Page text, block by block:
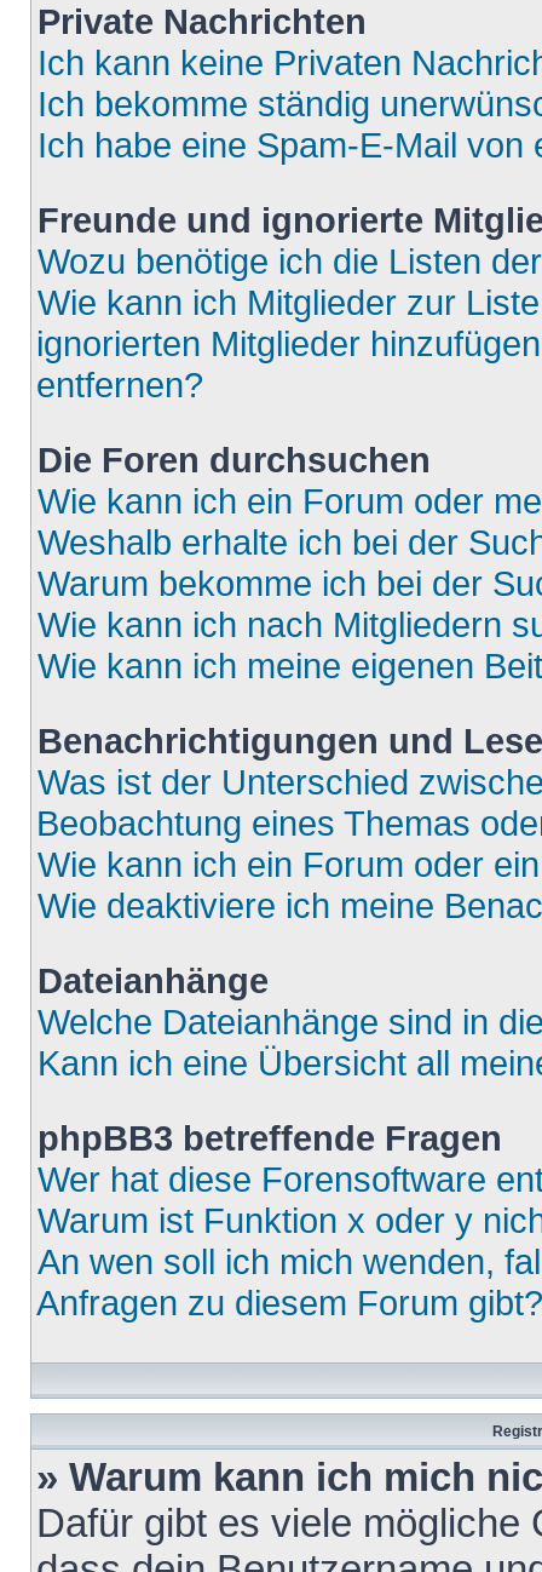
Private Nachrichten
Ich kann keine Privaten
Ich bekomme ständig
Ich habe eine Spam-E-Mail
Freunde und ignorierte
Wozu benötige ich die Listen
Wie kann ich Mitglieder zur
ignorierten Mitglieder
entfernen?
Die Foren durchsuchen
Wie kann ich ein Forum oder
Weshalb erhalte ich bei der
Warum bekomme ich bei der
Wie kann ich nach Mitgliedern
Wie kann ich meine eigenen
Benachrichtigungen und
Was ist der Unterschied
Beobachtung eines Themas
Wie kann ich ein Forum oder
Wie deaktiviere ich meine
Dateianhänge
Welche Dateianhänge sind in
Kann ich eine Übersicht all
phpBB3 betreffende Fragen
Wer hat diese Forensoftware
Warum ist Funktion x oder y
An wen soll ich mich wenden,
Anfragen zu diesem Forum gibt?
» Warum kann ich mich
Dafür gibt es viele